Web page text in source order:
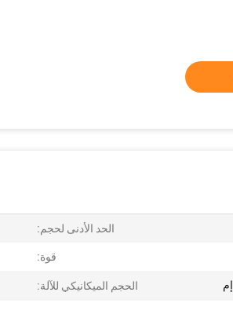
الحد الأدنى لحجم:
قوة:
الحجم الميكانيكي للآلة: